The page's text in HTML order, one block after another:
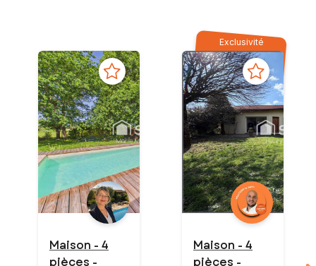
Maison - 4
pièces -
Exclusivité
Maison - 4
pièces -